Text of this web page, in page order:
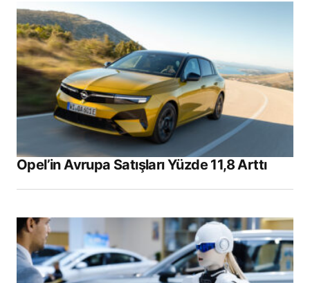
Opel’in Avrupa Satışları Yüzde 11,8 Arttı